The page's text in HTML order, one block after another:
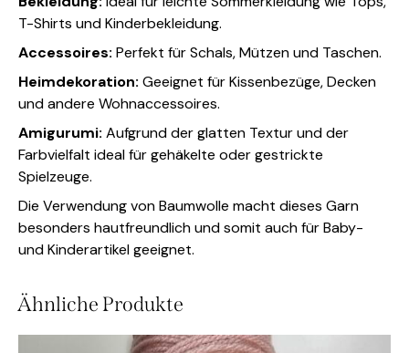
T-Shirts und Kinderbekleidung.
Accessoires: Perfekt für Schals, Mützen und Taschen.
Heimdekoration: Geeignet für Kissenbezüge, Decken
und andere Wohnaccessoires.
Amigurumi: Aufgrund der glatten Textur und der
Farbvielfalt ideal für gehäkelte oder gestrickte
Spielzeuge.
Die Verwendung von Baumwolle macht dieses Garn
besonders hautfreundlich und somit auch für Baby-
und Kinderartikel geeignet.
Ähnliche Produkte